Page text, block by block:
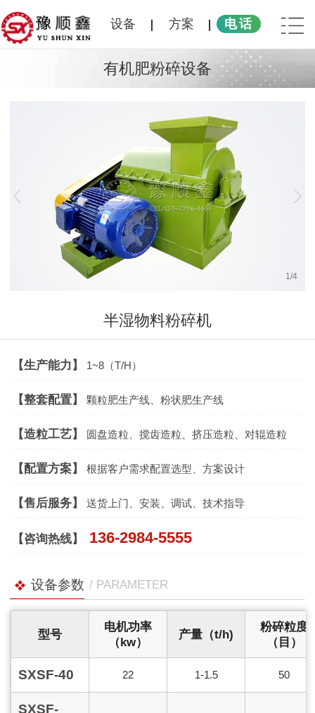
设备 方案 电话
有机肥粉碎设备
1/4
半湿物料粉碎机
【生产能力】 1~8（T/H）
【整套配置】 颗粒肥生产线、粉状肥生产线
【造粒工艺】 圆盘造粒、搅齿造粒、挤压造粒、对辊造粒
【配置方案】 根据客户需求配置选型、方案设计
【售后服务】 送货上门、安装、调试、技术指导
【咨询热线】 136-2984-5555
设备参数 / PARAMETER
型号
电机功率
（kw）
产量（t/h)
粉碎粒度
（目）
SXSF-40 22 1-1.5 50
SXSF-